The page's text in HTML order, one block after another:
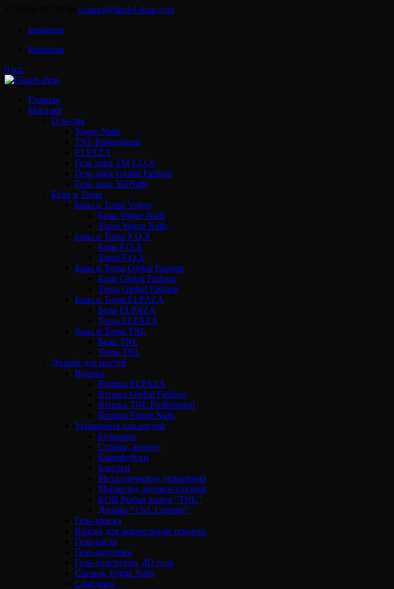
contact@daniel-shop.com
Instagram
Instagram
0 шт.
Главная
Магазин
Гель-лак
Vogue Nails
TNL Professional
ELPAZA
Гель лаки ТМ F.O.X
Гель лаки Global Fashion
Гель лаки Yo!Nails
Базы и Топы
Базы и Топы Vogue
Базы Vogue Nails
Топы Vogue Nails
Базы и Топы F.O.X
Базы F.O.X
Топы F.O.X
Базы и Топы Global Fashion
Базы Global Fashion
Топы Global Fashion
Базы и Топы ELPAZA
Базы ELPAZA
Топы ELPAZA
Базы и Топы TNL
Базы TNL
Топы TNL
Дизайн для ногтей
Втирка
Втирка ELPAZA
Втирка Global Fashion
Втирка TNL Professional
Втирка Vogue Nails
Украшения для ногтей
Бульонки
Стразы, жемчуг
Камифубуки
Блестки
Металлические украшения
Мармелад, меланж-сахарок
КОИ Рыбья чешуя “TNL”
Дизайн “TNL Сияние”
Гель-краска
Краска для акварельной техники
Гель-паста
Гель-паутинка
Гель-пластилин, 4D гель
Снежок Vogue Nails
Слайдеры